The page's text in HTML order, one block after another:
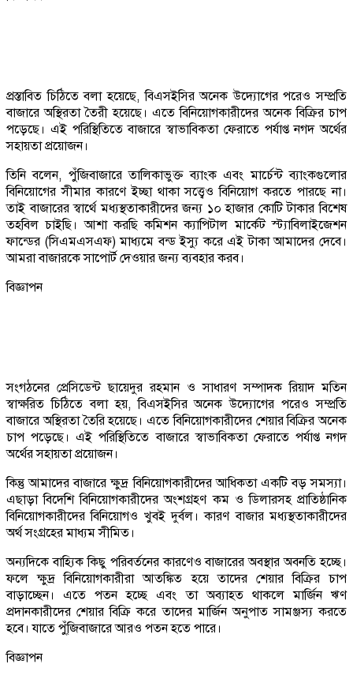
প্রস্তাবিত চিঠিতে বলা হয়েছে, বিএসইসির অনেক উদ্যোগের পরেও সম্প্রতি
বাজারে অস্থিরতা তৈরী হয়েছে। এতে বিনিয়োগকারীদের অনেক বিক্রির চাপ
পড়েছে। এই পরিস্থিতিতে বাজারে স্বাভাবিকতা ফেরাতে পর্যাপ্ত নগদ অর্থের
সহায়তা প্রয়োজন।
তিনি বলেন, পুঁজিবাজারে তালিকাভুক্ত ব্যাংক এবং মার্চেন্ট ব্যাংকগুলোর
বিনিয়োগের সীমার কারণে ইচ্ছা থাকা সত্ত্বেও বিনিয়োগ করতে পারছে না।
তাই বাজারের স্বার্থে মধ্যস্থতাকারীদের জন্য ১০ হাজার কোটি টাকার বিশেষ
তহবিল চাইছি। আশা করছি কমিশন ক্যাপিটাল মার্কেট স্ট্যাবিলাইজেশন
ফান্ডের (সিএমএসএফ) মাধ্যমে বন্ড ইস্যু করে এই টাকা আমাদের দেবে।
আমরা বাজারকে সাপোর্ট দেওয়ার জন্য ব্যবহার করব।
বিজ্ঞাপন
সংগঠনের প্রেসিডেন্ট ছায়েদুর রহমান ও সাধারণ সম্পাদক রিয়াদ মতিন
স্বাক্ষরিত চিঠিতে বলা হয়, বিএসইসির অনেক উদ্যোগের পরেও সম্প্রতি
বাজারে অস্থিরতা তৈরি হয়েছে। এতে বিনিয়োগকারীদের শেয়ার বিক্রির অনেক
চাপ পড়েছে। এই পরিস্থিতিতে বাজারে স্বাভাবিকতা ফেরাতে পর্যাপ্ত নগদ
অর্থের সহায়তা প্রয়োজন।
কিন্তু আমাদের বাজারে ক্ষুদ্র বিনিয়োগকারীদের আধিকতা একটি বড় সমস্যা।
এছাড়া বিদেশি বিনিয়োগকারীদের অংশগ্রহণ কম ও ডিলারসহ প্রাতিষ্ঠানিক
বিনিয়োগকারীদের বিনিয়োগও খুবই দুর্বল। কারণ বাজার মধ্যস্থতাকারীদের
অর্থ সংগ্রহের মাধ্যম সীমিত।
অন্যদিকে বাহ্যিক কিছু পরিবর্তনের কারণেও বাজারের অবস্থার অবনতি হচ্ছে।
ফলে ক্ষুদ্র বিনিয়োগকারীরা আতঙ্কিত হয়ে তাদের শেয়ার বিক্রির চাপ
বাড়াচ্ছেন। এতে পতন হচ্ছে এবং তা অব্যাহত থাকলে মার্জিন ঋণ
প্রদানকারীদের শেয়ার বিক্রি করে তাদের মার্জিন অনুপাত সামঞ্জস্য করতে
হবে। যাতে পু্ঁজিবাজারে আরও পতন হতে পারে।
বিজ্ঞাপন